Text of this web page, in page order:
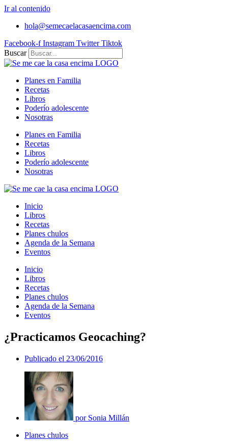
Ir al contenido
hola@semecaelacasaencima.com
Facebook-f Instagram Twitter Tiktok
Buscar
Planes en Familia
Recetas
Libros
Poderío adolescente
Nosotras
Planes en Familia
Recetas
Libros
Poderío adolescente
Nosotras
Inicio
Libros
Recetas
Planes chulos
Agenda de la Semana
Eventos
Inicio
Libros
Recetas
Planes chulos
Agenda de la Semana
Eventos
¿Practicamos Geocaching?
Publicado el 23/06/2016
porSonia Millán
Planes chulos